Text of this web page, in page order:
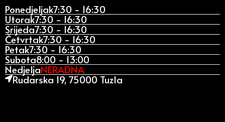
Ponedjeljak7:30 - 16:30
Utorak7:30 - 16:30
Srijeda7:30 - 16:30
Četvrtak7:30 - 16:30
Petak7:30 - 16:30
Subota8:00 - 13:00
NedjeljaNERADNA
Rudarska 19, 75000 Tuzla